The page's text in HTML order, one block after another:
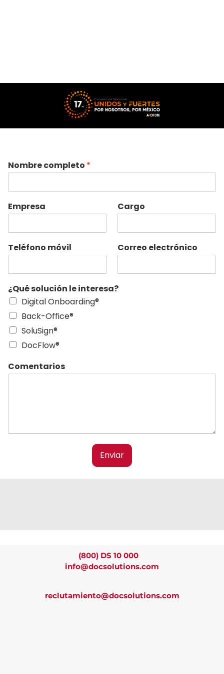
Nombre completo *
Empresa Cargo
Teléfono móvil Correo electrónico
¿Qué solución le interesa?
Digital Onboarding®
Back-Office®
SoluSign®
DocFlow®
Comentarios
Enviar
(800) DS 10 000o escríbanos a
info@docsolutions.com
reclutamiento@docsolutions.com